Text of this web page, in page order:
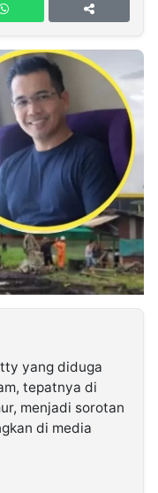
yang diduga
tepatnya di
menjadi sorotan
di media